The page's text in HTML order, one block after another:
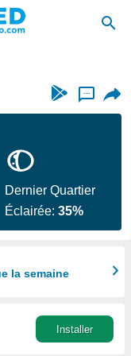
...
Dernier Quartier
Éclairée:35%
la semaine
Installer